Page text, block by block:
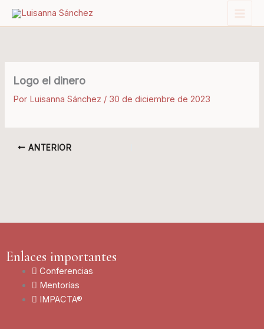
Logo el dinero
Por Luisanna Sánchez / 30 de diciembre de 2023
ANTERIOR
Enlaces importantes
Conferencias
Mentorías
IMPACTA®